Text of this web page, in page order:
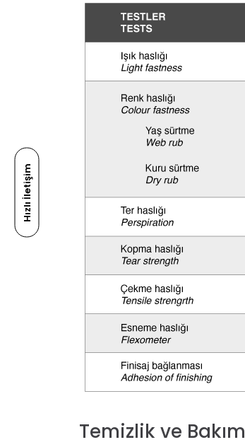
Hızlı İletişim
Temizlik ve Bakım